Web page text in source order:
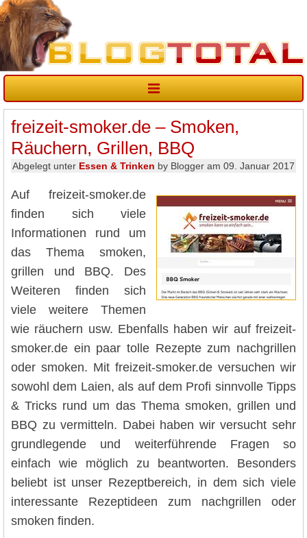
freizeit-smoker.de – Smoken,
Räuchern, Grillen, BBQ
Abgelegt unter Essen & Trinken by Blogger am 09. Januar 2017
Auf freizeit-smoker.de
finden sich viele
Informationen rund um
das Thema smoken,
grillen und BBQ. Des
Weiteren finden sich
viele weitere Themen
wie räuchern usw. Ebenfalls haben wir auf freizeit-
smoker.de ein paar tolle Rezepte zum nachgrillen
oder smoken. Mit freizeit-smoker.de versuchen wir
sowohl dem Laien, als auf dem Profi sinnvolle Tipps
& Tricks rund um das Thema smoken, grillen und
BBQ zu vermitteln. Dabei haben wir versucht sehr
grundlegende und weiterführende Fragen so
einfach wie möglich zu beantworten. Besonders
beliebt ist unser Rezeptbereich, in dem sich viele
interessante Rezeptideen zum nachgrillen oder
smoken finden.